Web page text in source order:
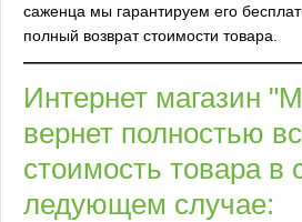
саженца мы гарантируем его
полный возврат стоимости товара.
Интернет магазин
вернет полностью
стоимость товара в
ледующем случае: